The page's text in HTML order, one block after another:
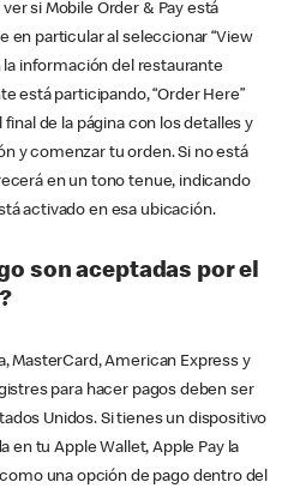
si Mobile Order & Pay está
en particular al seleccionar “View
la información del restaurante
está participando, “Order Here”
de la página con los detalles y
y comenzar tu orden. Si no está
en un tono tenue, indicando
activado en esa ubicación.
son aceptadas por el
MasterCard, American Express y
para hacer pagos deben ser
Unidos. Si tienes un dispositivo
en tu Apple Wallet, Apple Pay la
una opción de pago dentro del